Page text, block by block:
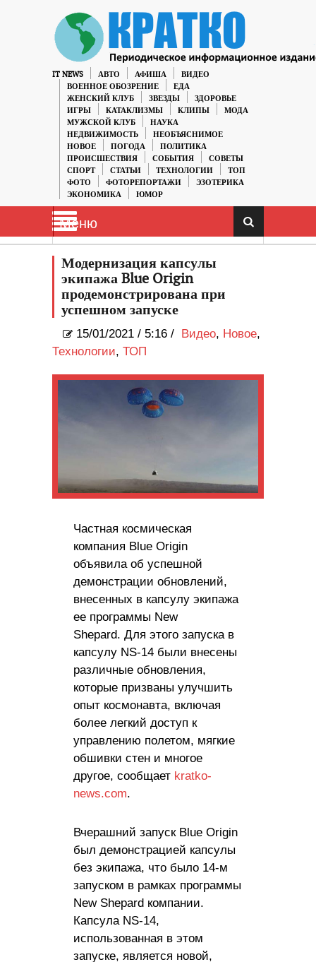
IT NEWS АВТО АФИША
ВИДЕО
ВОЕННОЕ ОБОЗРЕНИЕ
ЕДА
ЖЕНСКИЙ КЛУБ
ЗВЕЗДЫ
ЗДОРОВЬЕ
ИГРЫ
КАТАКЛИЗМЫ КЛИПЫ
МОДА
МУЖСКОЙ КЛУБ
НАУКА
НЕДВИЖИМОСТЬ
НЕОБЪЯСНИМОЕ
НОВОЕ
ПОГОДА
ПОЛИТИКА
ПРОИСШЕСТВИЯ
СОБЫТИЯ
СОВЕТЫ
СПОРТ
СТАТЬИ ТЕХНОЛОГИИ
ТОП
ФОТО
ФОТОРЕПОРТАЖИ
ЭЗОТЕРИКА
ЭКОНОМИКА
ЮМОР
Меню
Модернизация капсулы
экипажа Blue Origin
продемонстрирована при
успешном запуске
15/01/2021 / 5:16 / Видео, Новое,
Технологии, ТОП
Частная космическая
компания Blue Origin
объявила об успешной
демонстрации обновлений,
внесенных в капсулу экипажа
ее программы New
Shepard. Для этого запуска в
капсулу NS-14 были внесены
различные обновления,
которые призваны улучшить
опыт космонавта, включая
более легкий доступ к
управлению полетом, мягкие
обшивки стен и многое
другое, сообщает kratko-
news.com.
Вчерашний запуск Blue Origin
был демонстрацией капсулы
без экипажа, что было 14-м
запуском в рамках программы
New Shepard компании.
Капсула NS-14,
использованная в этом
запуске, является новой,